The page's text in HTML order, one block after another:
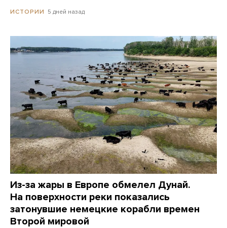
ИСТОРИИ 5 дней назад
Из-за жары в Европе обмелел Дунай.
На поверхности реки показались
затонувшие немецкие корабли времен
Второй мировой